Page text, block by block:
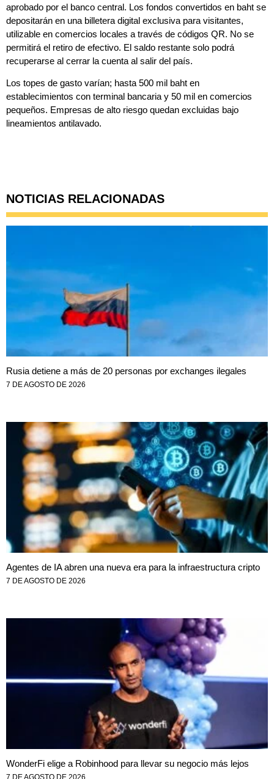
aprobado por el banco central. Los fondos convertidos en baht se
depositarán en una billetera digital exclusiva para visitantes,
utilizable en comercios locales a través de códigos QR. No se
permitirá el retiro de efectivo. El saldo restante solo podrá
recuperarse al cerrar la cuenta al salir del país.
Los topes de gasto varían; hasta 500 mil baht en
establecimientos con terminal bancaria y 50 mil en comercios
pequeños. Empresas de alto riesgo quedan excluidas bajo
lineamientos antilavado.
NOTICIAS RELACIONADAS
Rusia detiene a más de 20 personas por exchanges ilegales
7 DE AGOSTO DE 2026
Agentes de IA abren una nueva era para la infraestructura cripto
7 DE AGOSTO DE 2026
WonderFi elige a Robinhood para llevar su negocio más lejos